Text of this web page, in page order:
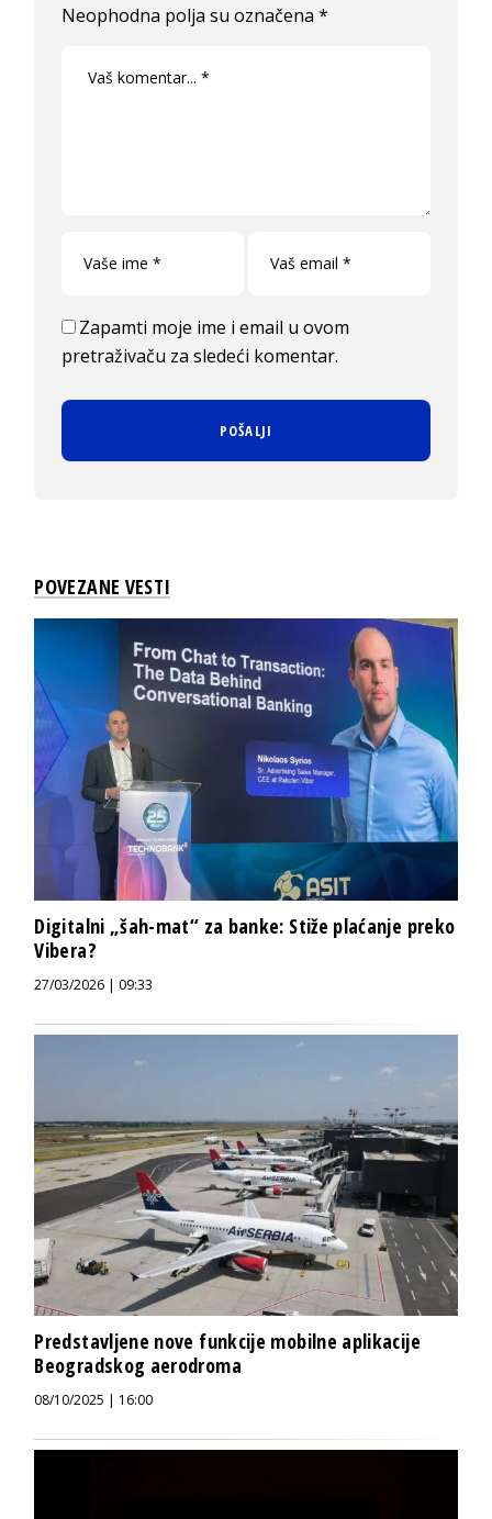
Neophodna polja su označena*
Zapamti moje ime i email u ovom
pretraživaču za sledeći komentar.
POVEZANE VESTI
Digitalni „šah-mat“ za banke: Stiže plaćanje preko
Vibera?
27/03/2026 | 09:33
Predstavljene nove funkcije mobilne aplikacije
Beogradskog aerodroma
08/10/2025 | 16:00